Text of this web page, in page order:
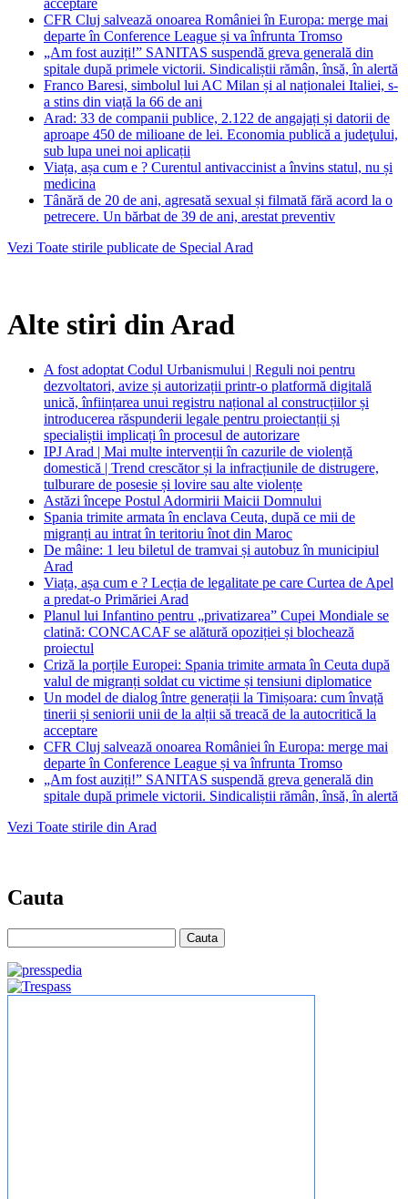
CFR Cluj salvează onoarea României în Europa: merge mai
departe în Conference League și va înfrunta Tromso
„Am fost auziți!” SANITAS suspendă greva generală din
spitale după primele victorii. Sindicaliștii rămân, însă, în alertă
Franco Baresi, simbolul lui AC Milan și al naționalei Italiei, s-
a stins din viață la 66 de ani
Arad: 33 de companii publice, 2.122 de angajați și datorii de
aproape 450 de milioane de lei. Economia publică a judeţului,
sub lupa unei noi aplicații
Viața, așa cum e ? Curentul antivaccinist a învins statul, nu și
medicina
Tânără de 20 de ani, agresată sexual și filmată fără acord la o
petrecere. Un bărbat de 39 de ani, arestat preventiv
Vezi Toate stirile publicate de Special Arad
Alte stiri din Arad
A fost adoptat Codul Urbanismului | Reguli noi pentru
dezvoltatori, avize și autorizații printr-o platformă digitală
unică, înființarea unui registru național al construcțiilor și
introducerea răspunderii legale pentru proiectanții și
specialiștii implicați în procesul de autorizare
IPJ Arad | Mai multe intervenții în cazurile de violență
domestică | Trend crescător și la infracțiunile de distrugere,
tulburare de posesie și lovire sau alte violențe
Astăzi începe Postul Adormirii Maicii Domnului
Spania trimite armata în enclava Ceuta, după ce mii de
migranți au intrat în teritoriu înot din Maroc
De mâine: 1 leu biletul de tramvai și autobuz în municipiul
Arad
Viața, așa cum e ? Lecția de legalitate pe care Curtea de Apel
a predat-o Primăriei Arad
Planul lui Infantino pentru „privatizarea” Cupei Mondiale se
clatină: CONCACAF se alătură opoziției și blochează
proiectul
Criză la porțile Europei: Spania trimite armata în Ceuta după
valul de migranți soldat cu victime și tensiuni diplomatice
Un model de dialog între generații la Timișoara: cum învață
tinerii și seniorii unii de la alții să treacă de la autocritică la
acceptare
CFR Cluj salvează onoarea României în Europa: merge mai
departe în Conference League și va înfrunta Tromso
„Am fost auziți!” SANITAS suspendă greva generală din
spitale după primele victorii. Sindicaliștii rămân, însă, în alertă
Vezi Toate stirile din Arad
Cauta